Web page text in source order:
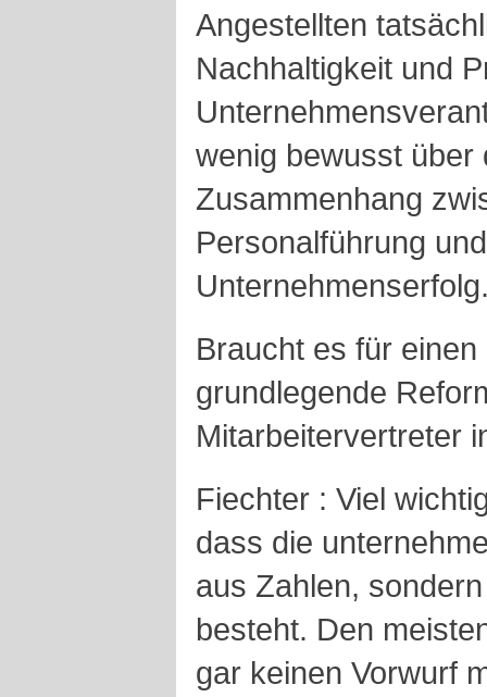
Angestellten
Nachhaltigkeit und
wenig bewusst über
Zusammenhang
Personalführung
Braucht es für
grundlegende
Mitarbeitervertreter
Fiechter : Viel
dass die
aus Zahlen,
besteht. Den
gar keinen Vorwurf